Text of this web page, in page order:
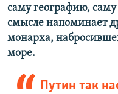
саму географию,
смысле напоминает
монарха,
море.
Путин так